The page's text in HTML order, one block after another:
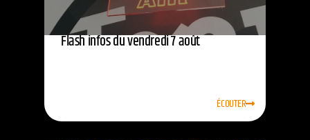
Flash infos du vendredi 7 août
ÉCOUTER